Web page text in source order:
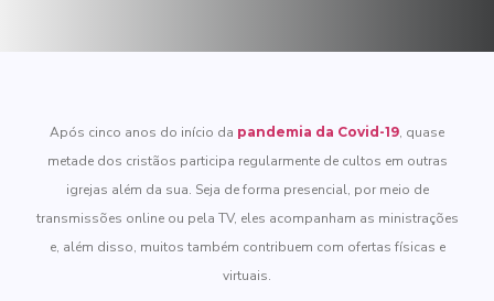
Após cinco anos do início da pandemia da Covid-19, quase
metade dos cristãos participa regularmente de cultos em outras
igrejas além da sua. Seja de forma presencial, por meio de
transmissões online ou pela TV, eles acompanham as ministrações
e, além disso, muitos também contribuem com ofertas físicas e
virtuais.